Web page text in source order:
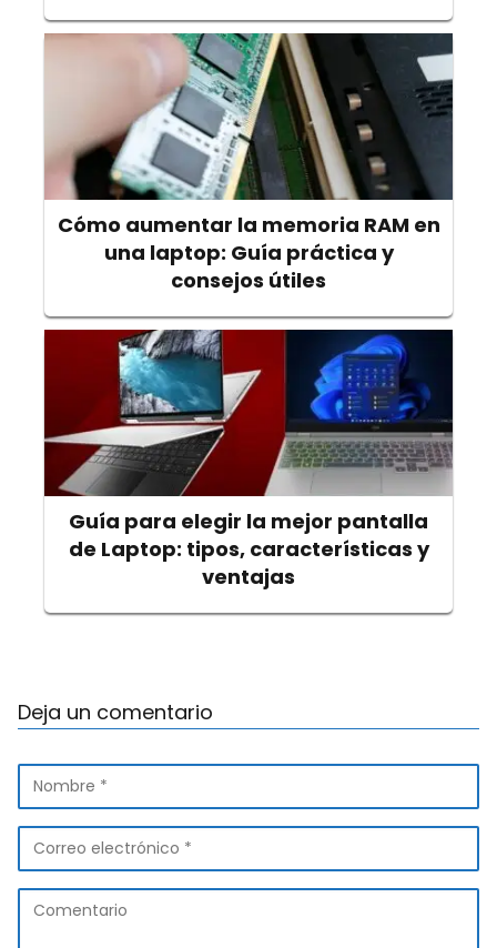
Cómo aumentar la memoria RAM en
una laptop: Guía práctica y
consejos útiles
Guía para elegir la mejor pantalla
de Laptop: tipos, características y
ventajas
Deja un comentario